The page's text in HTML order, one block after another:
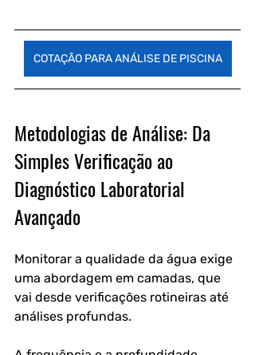
COTAÇÃO PARA ANÁLISE DE PISCINA
Metodologias de Análise: Da
Simples Verificação ao
Diagnóstico Laboratorial
Avançado
Monitorar a qualidade da água exige
uma abordagem em camadas, que
vai desde verificações rotineiras até
análises profundas.